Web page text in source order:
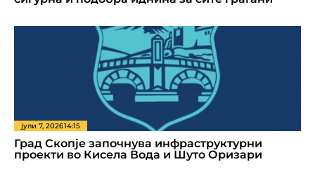
јули 7, 202614:15
Град Скопје започнува инфраструктурни
проекти во Кисела Вода и Шуто Оризари